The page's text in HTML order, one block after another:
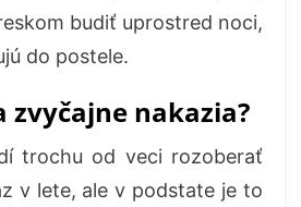
budiť uprostred noci,
do postele.
zvyčajne nakazia?
trochu od veci rozoberať
v lete, ale v podstate je to